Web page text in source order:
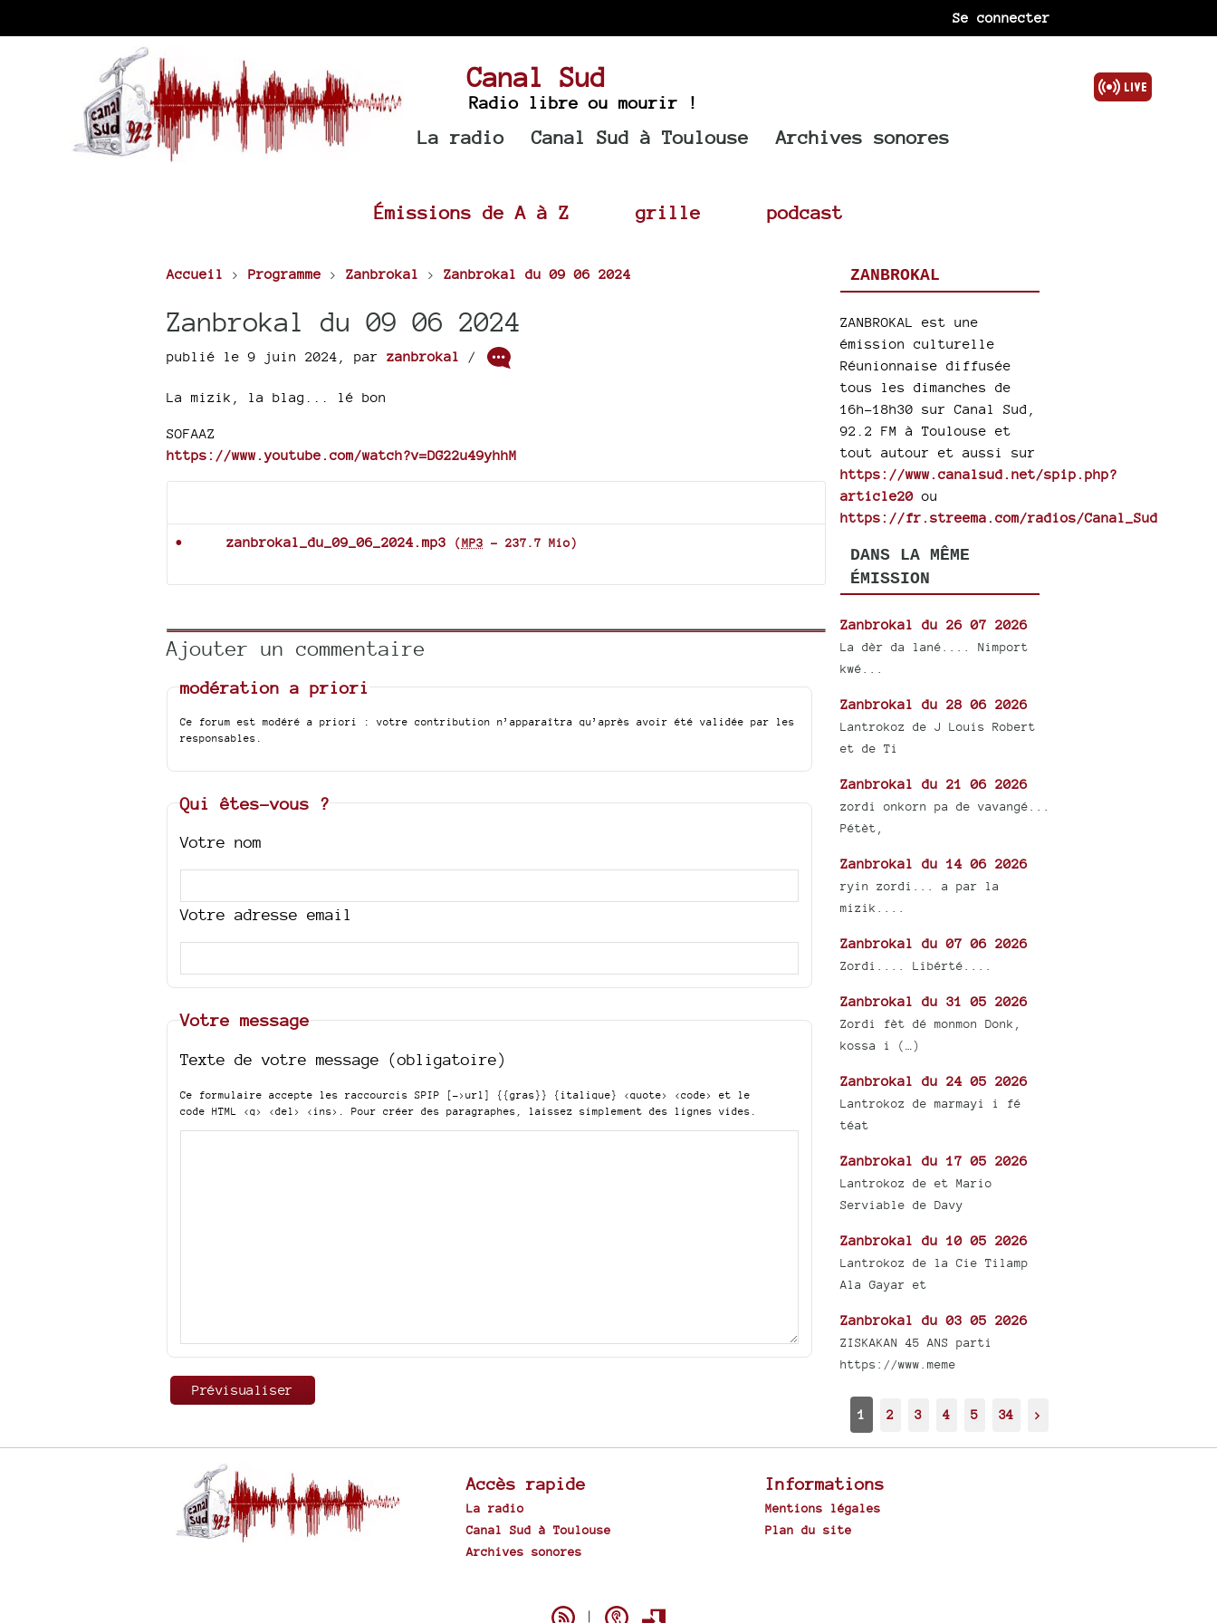
Se connecter
Canal Sud
Radio libre ou mourir !
La radio Canal Sud à Toulouse Archives sonores
Émissions de A à Z grille podcast
Accueil > Programme > Zanbrokal > Zanbrokal du 09 06 2024
Zanbrokal du 09 06 2024
publié le 9 juin 2024 par zanbrokal /
La mizik, la blag... lé bon
SOFAAZ
https://www.youtube.com/watch?v=DG22u49yhhM
zanbrokal_du_09_06_2024.mp3 (MP3 - 237.7 Mio)
Ajouter un commentaire
modération a priori
Ce forum est modéré a priori : votre contribution n’apparaîtra qu’après avoir été validée par les
responsables.
Qui êtes-vous ?
Votre nom
Votre adresse email
Votre message
Texte de votre message (obligatoire)
Ce formulaire accepte les raccourcis SPIP [->url] {{gras}} {italique} <quote> <code>
et le
code HTML <q> <del> <ins> . Pour créer des paragraphes, laissez simplement des lignes vides.
ZANBROKAL
ZANBROKAL est une
émission culturelle
Réunionnaise diffusée
tous les dimanches de
16h-18h30 sur Canal Sud,
92.2 FM à Toulouse et
tout autour et aussi sur
https://www.canalsud.net/spip.php?
article20 ou
https://fr.streema.com/radios/Canal_Sud
DANS LA MÊME
ÉMISSION
Zanbrokal du 26 07 2026
La dèr da lané.... Nimport
kwé...
Zanbrokal du 28 06 2026
Lantrokoz de J Louis Robert
et de Ti
Zanbrokal du 21 06 2026
zordi onkorn pa de vavangé...
Pétèt,
Zanbrokal du 14 06 2026
ryin zordi... a par la
mizik....
Zanbrokal du 07 06 2026
Zordi.... Libérté....
Zanbrokal du 31 05 2026
Zordi fèt dé monmon Donk,
kossa i (…)
Zanbrokal du 24 05 2026
Lantrokoz de marmayi i fé
téat
Zanbrokal du 17 05 2026
Lantrokoz de et Mario
Serviable de Davy
Zanbrokal du 10 05 2026
Lantrokoz de la Cie Tilamp
Ala Gayar et
Zanbrokal du 03 05 2026
ZISKAKAN 45 ANS parti
https://www.meme
1 2 3 4 5 34 >
Accès rapide
La radio
Canal Sud à Toulouse
Archives sonores
Informations
Mentions légales
Plan du site
|